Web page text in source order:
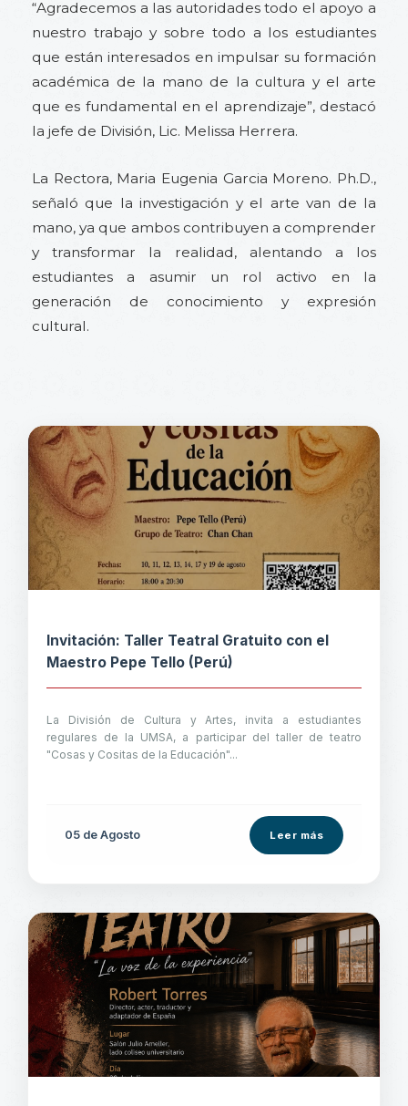
“Agradecemos a las autoridades todo el apoyo a
nuestro trabajo y sobre todo a los estudiantes
que están interesados en impulsar su formación
académica de la mano de la cultura y el arte
que es fundamental en el aprendizaje”, destacó
la jefe de División, Lic. Melissa Herrera.
La Rectora, Maria Eugenia Garcia Moreno. Ph.D.,
señaló que la investigación y el arte van de la
mano, ya que ambos contribuyen a comprender
y transformar la realidad, alentando a los
estudiantes a asumir un rol activo en la
generación de conocimiento y expresión
cultural.
Invitación: Taller Teatral Gratuito con el
Maestro Pepe Tello (Perú)
La División de Cultura y Artes, invita a estudiantes
regulares de la UMSA, a participar del taller de teatro
"Cosas y Cositas de la Educación"...
05 de Agosto Leer más